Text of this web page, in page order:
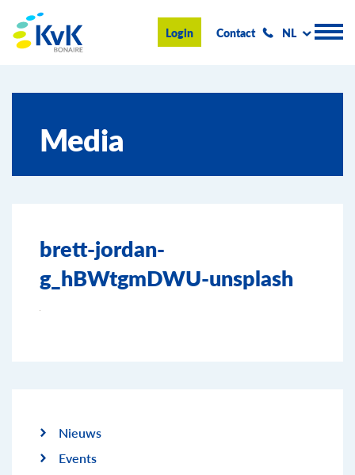
KvK Bonaire
Login Contact NL
Advies en informatie
Ondernemen op Bonaire
Nieuws & Events
Zoeken
Media
brett-jordan-
g_hBWtgmDWU-unsplash
Nieuws
Events